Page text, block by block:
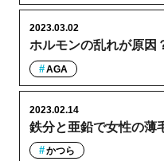
ホルモンの乱れが原因
2023.03.02
AGA
鉄分と亜鉛で女性の薄
2023.02.14
かつら